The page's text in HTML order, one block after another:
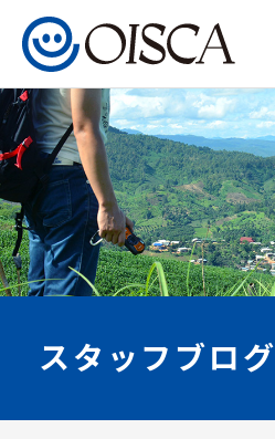
スタッフブログ